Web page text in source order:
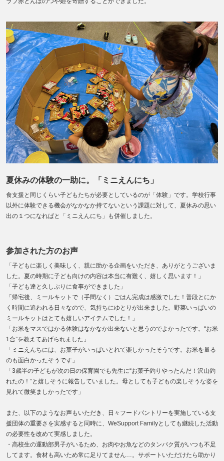
夏休みの体験の一助に。「ミニえんにち」
食支援と同じくらい子どもたちが必要としているのが「体験」です。学校行事
以外に体験できる機会がなかなか持てないという課題に対して、夏休みの思い
出の１つになればと「ミニえんにち」も併催しました。
参加された方のお声
「子どもに楽しく美味しく、親に助かる企画をいただき、ありがとうございま
した。夏の時期に子ども向けの内容は本当に有難く、嬉しく思います！」
「子ども達と久しぶりに食事ができました」
「帰宅後、ミールキットで（手間なく）ごはん完成は感激でした！普段とにか
く時間に追われる日々なので、気持ちにゆとりが出来ました。野菜いっぱいの
ミールキットはとても嬉しいアイテムでした！」
「お米をマスではかる体験はなかなか出来ないと思うのでよかったです。“お米
1合”を教えてあげられました」
「ミニえんちには、お菓子がいっぱいとれて楽しかったそうです。お米を量る
のも面白かったそうです」
「3歳半の子どもが次の日の保育園でも先生に“お菓子釣りやったんだ！沢山釣
れたの！”と嬉しそうに報告していました。母としても子どもの楽しそうな姿を
見れて微笑ましかったです」
また、以下のようなお声もいただき、日々フードパントリーを実施している支
援団体の重要さを実感すると同時に、WeSupport Familyとしても継続した活動
の必要性を改めて実感しました。
・高校生の運動部男子がいるため、お肉やお魚などのタンパク質がいつも不足
してます。食材も高いため常に足りてません…。サポートいただけたら助かり